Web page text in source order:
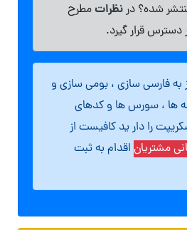
شده؟ درنظراتمطرح
دسترس قرار گیرد.
به فارسی سازی ، بومی سازی و
ها ، سورس ها و کدهای
را دار ید کافیست از
مشتریان اقدام به ثبت